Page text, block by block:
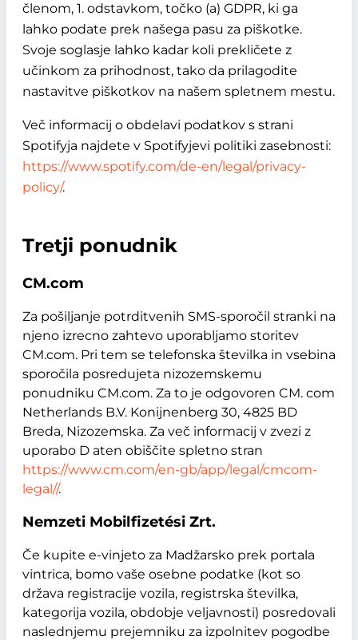
členom, 1. odstavkom, točko (a) GDPR, ki ga
lahko podate prek našega pasu za piškotke.
Svoje soglasje lahko kadar koli prekličete z
učinkom za prihodnost, tako da prilagodite
nastavitve piškotkov na našem spletnem mestu.
Več informacij o obdelavi podatkov s strani
Spotifyja najdete v Spotifyjevi politiki zasebnosti:
https://www.spotify.com/de-en/legal/privacy-
policy/.
Tretji ponudnik
CM.com
Za pošiljanje potrditvenih SMS-sporočil stranki na
njeno izrecno zahtevo uporabljamo storitev
CM.com. Pri tem se telefonska številka in vsebina
sporočila posredujeta nizozemskemu
ponudniku CM.com. Za to je odgovoren CM. com
Netherlands B.V. Konijnenberg 30, 4825 BD
Breda, Nizozemska. Za več informacij v zvezi z
uporabo D aten obiščite spletno stran
https://www.cm.com/en-gb/app/legal/cmcom-
legal//.
Nemzeti Mobilfizetési Zrt.
Če kupite e-vinjeto za Madžarsko prek portala
vintrica, bomo vaše osebne podatke (kot so
država registracije vozila, registrska številka,
kategorija vozila, obdobje veljavnosti) posredovali
naslednjemu prejemniku za izpolnitev pogodbe